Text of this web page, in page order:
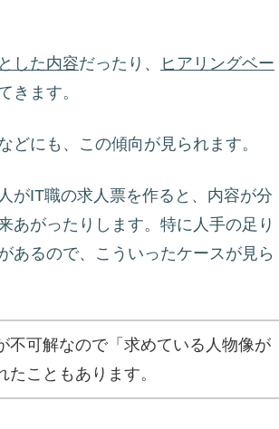
した内容だったり、
ヒアリングベー
きます。
どにも、この傾向が見られます。
がIT職の求人票を作ると、内容が分
あがったりします。特に人手の足り
あるので、こういったケースが見ら
不可解なので「求めている人物像が
こともあります。